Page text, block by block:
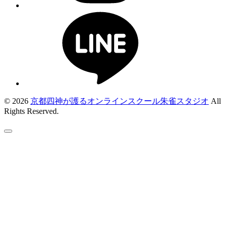
© 2026 京都四神が護るオンラインスクール朱雀スタジオ All
Rights Reserved.